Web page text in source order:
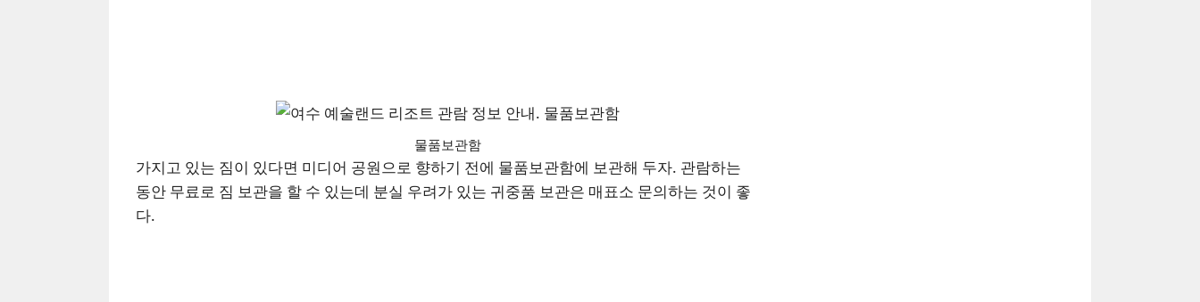
물품보관함
가지고 있는 짐이 있다면 미디어 공원으로 향하기 전에 물품보관함에 보관해 두자. 관람하는
동안 무료로 짐 보관을 할 수 있는데 분실 우려가 있는 귀중품 보관은 매표소 문의하는 것이 좋
다.